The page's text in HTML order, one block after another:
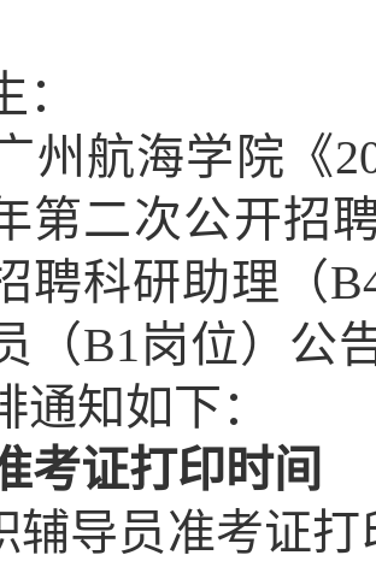
州航海学院《
年第二次公开招
聘科研助理（
（B1岗位）公
通知如下：
考证打印时间
辅导员准考证打